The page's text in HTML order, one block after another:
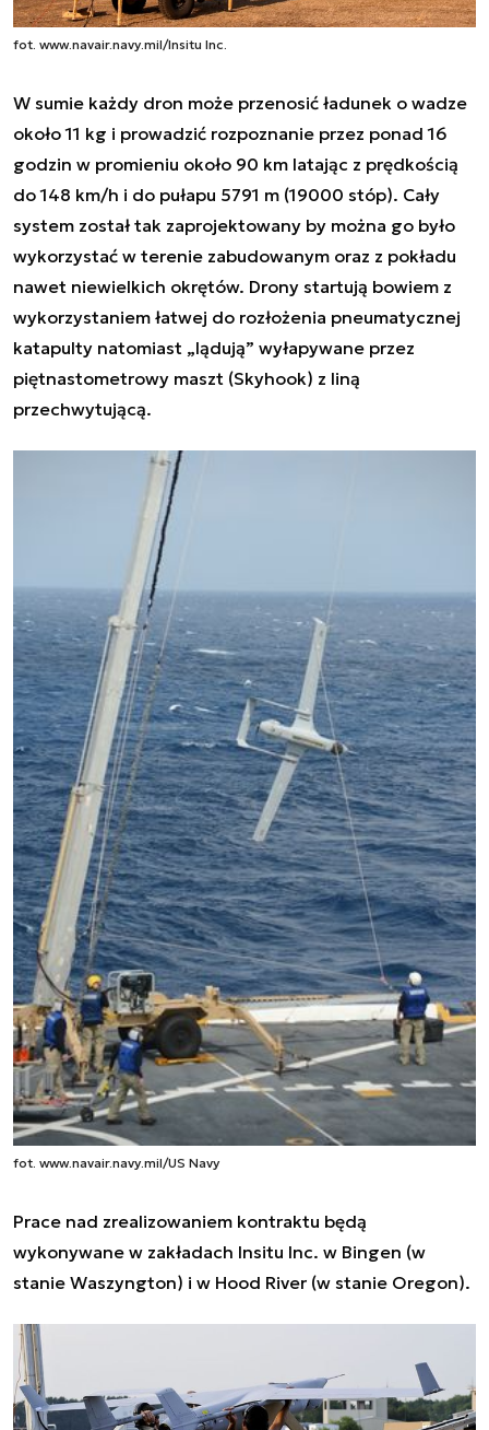
fot. www.navair.navy.mil/Insitu Inc.
W sumie każdy dron może przenosić ładunek o wadze
około 11 kg i prowadzić rozpoznanie przez ponad 16
godzin w promieniu około 90 km latając z prędkością
do 148 km/h i do pułapu 5791 m (19000 stóp). Cały
system został tak zaprojektowany by można go było
wykorzystać w terenie zabudowanym oraz z pokładu
nawet niewielkich okrętów. Drony startują bowiem z
wykorzystaniem łatwej do rozłożenia pneumatycznej
katapulty natomiast „lądują” wyłapywane przez
piętnastometrowy maszt (Skyhook) z liną
przechwytującą.
fot. www.navair.navy.mil/US Navy
Prace nad zrealizowaniem kontraktu będą
wykonywane w zakładach Insitu Inc. w Bingen (w
stanie Waszyngton) i w Hood River (w stanie Oregon).